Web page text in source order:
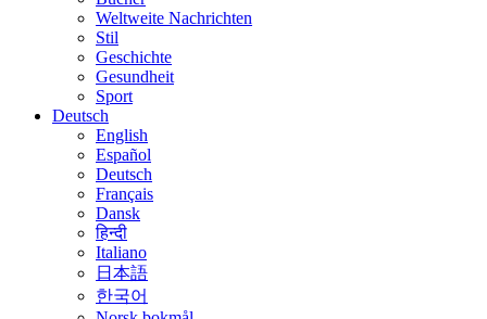
Weltweite Nachrichten
Stil
Geschichte
Gesundheit
Sport
Deutsch
English
Español
Deutsch
Français
Dansk
हिन्दी
Italiano
日本語
한국어